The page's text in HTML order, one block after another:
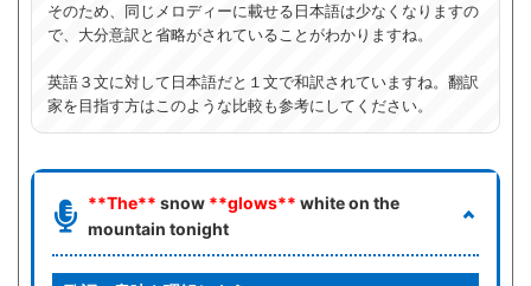
そのため、同じメロディーに載せる日本語は少なくなりますの
で、大分意訳と省略がされていることがわかりますね。
英語３文に対して日本語だと１文で和訳されていますね。翻訳
家を目指す方はこのような比較も参考にしてください。
**The** snow **glows** white on the
mountain tonight